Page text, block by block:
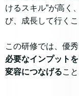
けるスキル”が高く
び、成長して行く
この研修では、優
必要なインプット
変容につなげるこ